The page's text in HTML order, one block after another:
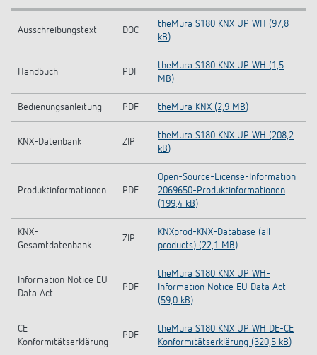
Ausschreibungstext DOC
theMura S180 KNX UP WH (97,8
kB)
Handbuch PDF
theMura S180 KNX UP WH (1,5
MB)
Bedienungsanleitung PDF theMura KNX (2,9 MB)
KNX-Datenbank ZIP
theMura S180 KNX UP WH (208,2
kB)
Produktinformationen PDF
Open-Source-License-Information
2069650-Produktinformationen
(199,4 kB)
KNX-
Gesamtdatenbank
ZIP
KNXprod-KNX-Database (all
products) (22,1 MB)
Information Notice EU
Data Act
PDF
theMura S180 KNX UP WH-
Information Notice EU Data Act
(59,0 kB)
CE
Konformitätserklärung
PDF
theMura S180 KNX UP WH DE-CE
Konformitätserklärung (320,5 kB)